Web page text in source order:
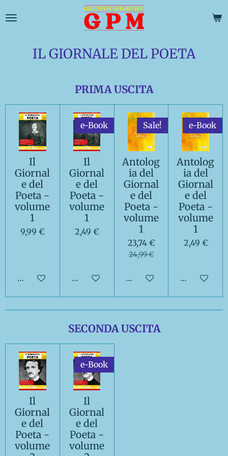
al
principaleIL GIORNALE DEL POETA
PRIMA USCITA
Il
Giornal
e del
Poeta -
volume
1
9,99 €
Aggiungi al carrello
e-Book
Il
Giornal
e del
Poeta -
volume
1
2,49 €
Aggiungi al carrello
Sale!
Antolog
ia del
Giornal
e del
Poeta -
volume
1
23,74 €
24,99 €
Aggiungi al carrello
e-Book
Antolog
ia del
Giornal
e del
Poeta -
volume
1
2,49 €
Aggiungi al
SECONDA USCITA
Il
Giornal
e del
Poeta -
volume
e-Book
Il
Giornal
e del
Poeta -
volume